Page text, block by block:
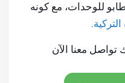
للوحدات، مع كونه
.
تواصل معنا الآن